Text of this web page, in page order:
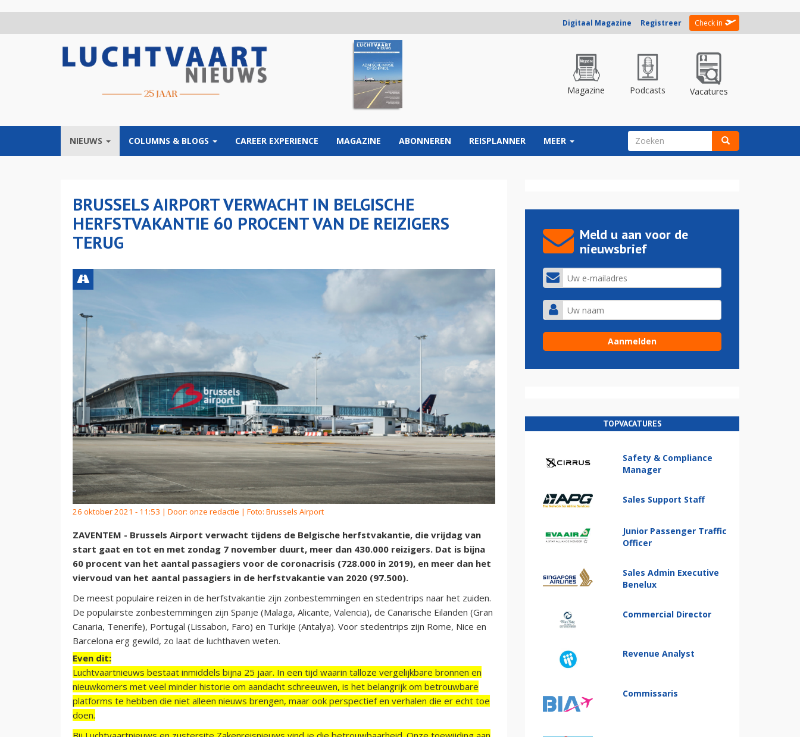
Digitaal Magazine Registreer Check in
Magazine Podcasts Vacatures
NIEUWS COLUMNS & BLOGS CAREER EXPERIENCE MAGAZINE ABONNEREN REISPLANNER MEER ZOEKVELD
BRUSSELS AIRPORT VERWACHT IN BELGISCHE
HERFSTVAKANTIE 60 PROCENT VAN DE REIZIGERS
TERUG
26 oktober 2021 - 11:53 | Door: onze redactie | Foto: Brussels Airport
ZAVENTEM - Brussels Airport verwacht tijdens de Belgische herfstvakantie, die vrijdag van
start gaat en tot en met zondag 7 november duurt, meer dan 430.000 reizigers. Dat is bijna
60 procent van het aantal passagiers voor de coronacrisis (728.000 in 2019), en meer dan het
viervoud van het aantal passagiers in de herfstvakantie van 2020 (97.500).
De meest populaire reizen in de herfstvakantie zijn zonbestemmingen en stedentrips naar het zuiden.
De populairste zonbestemmingen zijn Spanje (Malaga, Alicante, Valencia), de Canarische Eilanden (Gran
Canaria, Tenerife), Portugal (Lissabon, Faro) en Turkije (Antalya). Voor stedentrips zijn Rome, Nice en
Barcelona erg gewild, zo laat de luchthaven weten.
Even dit:
Luchtvaartnieuws bestaat inmiddels bijna 25 jaar. In een tijd waarin talloze vergelijkbare bronnen en
nieuwkomers met veel minder historie om aandacht schreeuwen, is het belangrijk om betrouwbare
platforms te hebben die niet alleen nieuws brengen, maar ook perspectief en verhalen die er echt toe
doen.
Meld u aan voor de
nieuwsbrief
TOPVACATURES
Safety & Compliance
Manager
Sales Support Staff
Junior Passenger Traffic
Officer
Sales Admin Executive
Benelux
Commercial Director
Revenue Analyst
Commissaris